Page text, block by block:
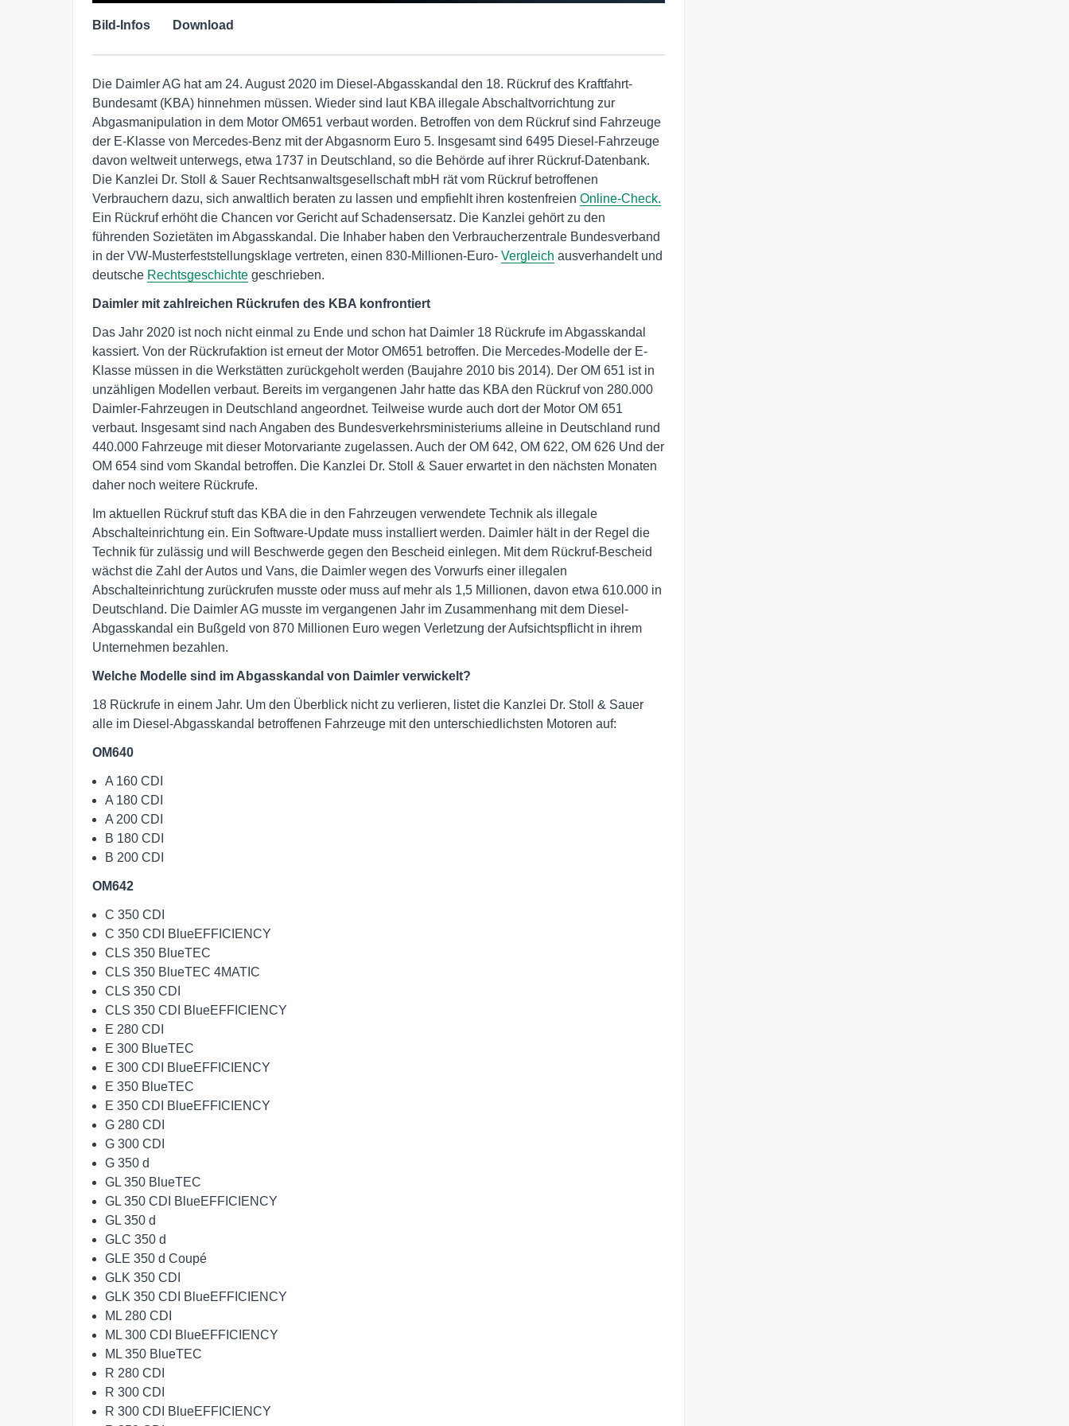
Bild-Infos Download
Die Daimler AG hat am 24. August 2020 im Diesel-Abgasskandal den 18. Rückruf des Kraftfahrt-
Bundesamt (KBA) hinnehmen müssen. Wieder sind laut KBA illegale Abschaltvorrichtung zur
Abgasmanipulation in dem Motor OM651 verbaut worden. Betroffen von dem Rückruf sind Fahrzeuge
der E-Klasse von Mercedes-Benz mit der Abgasnorm Euro 5. Insgesamt sind 6495 Diesel-Fahrzeuge
davon weltweit unterwegs, etwa 1737 in Deutschland, so die Behörde auf ihrer Rückruf-Datenbank.
Die Kanzlei Dr. Stoll & Sauer Rechtsanwaltsgesellschaft mbH rät vom Rückruf betroffenen
Verbrauchern dazu, sich anwaltlich beraten zu lassen und empfiehlt ihren kostenfreien Online-Check.
Ein Rückruf erhöht die Chancen vor Gericht auf Schadensersatz. Die Kanzlei gehört zu den
führenden Sozietäten im Abgasskandal. Die Inhaber haben den Verbraucherzentrale Bundesverband
in der VW-Musterfeststellungsklage vertreten, einen 830-Millionen-Euro- Vergleich ausverhandelt und
deutsche Rechtsgeschichte geschrieben.
Daimler mit zahlreichen Rückrufen des KBA konfrontiert
Das Jahr 2020 ist noch nicht einmal zu Ende und schon hat Daimler 18 Rückrufe im Abgasskandal
kassiert. Von der Rückrufaktion ist erneut der Motor OM651 betroffen. Die Mercedes-Modelle der E-
Klasse müssen in die Werkstätten zurückgeholt werden (Baujahre 2010 bis 2014). Der OM 651 ist in
unzähligen Modellen verbaut. Bereits im vergangenen Jahr hatte das KBA den Rückruf von 280.000
Daimler-Fahrzeugen in Deutschland angeordnet. Teilweise wurde auch dort der Motor OM 651
verbaut. Insgesamt sind nach Angaben des Bundesverkehrsministeriums alleine in Deutschland rund
440.000 Fahrzeuge mit dieser Motorvariante zugelassen. Auch der OM 642, OM 622, OM 626 Und der
OM 654 sind vom Skandal betroffen. Die Kanzlei Dr. Stoll & Sauer erwartet in den nächsten Monaten
daher noch weitere Rückrufe.
Im aktuellen Rückruf stuft das KBA die in den Fahrzeugen verwendete Technik als illegale
Abschalteinrichtung ein. Ein Software-Update muss installiert werden. Daimler hält in der Regel die
Technik für zulässig und will Beschwerde gegen den Bescheid einlegen. Mit dem Rückruf-Bescheid
wächst die Zahl der Autos und Vans, die Daimler wegen des Vorwurfs einer illegalen
Abschalteinrichtung zurückrufen musste oder muss auf mehr als 1,5 Millionen, davon etwa 610.000 in
Deutschland. Die Daimler AG musste im vergangenen Jahr im Zusammenhang mit dem Diesel-
Abgasskandal ein Bußgeld von 870 Millionen Euro wegen Verletzung der Aufsichtspflicht in ihrem
Unternehmen bezahlen.
Welche Modelle sind im Abgasskandal von Daimler verwickelt?
18 Rückrufe in einem Jahr. Um den Überblick nicht zu verlieren, listet die Kanzlei Dr. Stoll & Sauer
alle im Diesel-Abgasskandal betroffenen Fahrzeuge mit den unterschiedlichsten Motoren auf:
OM640
A 160 CDI
A 180 CDI
A 200 CDI
B 180 CDI
B 200 CDI
OM642
C 350 CDI
C 350 CDI BlueEFFICIENCY
CLS 350 BlueTEC
CLS 350 BlueTEC 4MATIC
CLS 350 CDI
CLS 350 CDI BlueEFFICIENCY
E 280 CDI
E 300 BlueTEC
E 300 CDI BlueEFFICIENCY
E 350 BlueTEC
E 350 CDI BlueEFFICIENCY
G 280 CDI
G 300 CDI
G 350 d
GL 350 BlueTEC
GL 350 CDI BlueEFFICIENCY
GL 350 d
GLC 350 d
GLE 350 d Coupé
GLK 350 CDI
GLK 350 CDI BlueEFFICIENCY
ML 280 CDI
ML 300 CDI BlueEFFICIENCY
ML 350 BlueTEC
R 280 CDI
R 300 CDI
R 300 CDI BlueEFFICIENCY